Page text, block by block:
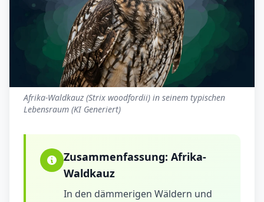
Afrika-Waldkauz (Strix woodfordii) in seinem typischen
Lebensraum (KI Generiert)
Zusammenfassung: Afrika-
Waldkauz
In den dämmerigen Wäldern und